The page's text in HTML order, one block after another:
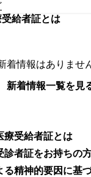
給者証とは
着情報はありませ
新着情報一覧を見
療受給者証とは
者証をお持ちの
る精神的要因に基